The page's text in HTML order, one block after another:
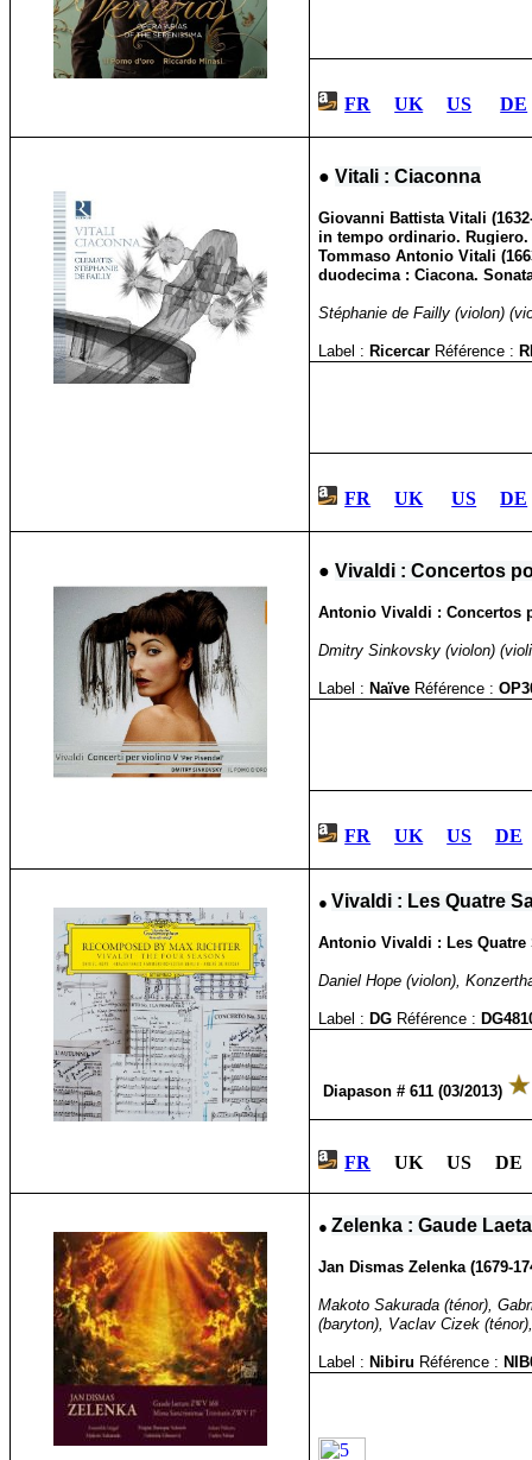
FR UK US DE
●Vitali : Ciaconna
Giovanni Battista Vitali
in tempo ordinario. Rugiero.
Tommaso Antonio Vitali
duodecima : Ciacona.
Stéphanie de Failly (violon)
Label : Ricercar Référence :
FR UK US DE
●Vivaldi : Concertos
Antonio Vivaldi : Concertos
Dmitry Sinkovsky (violon)
Label : Naïve Référence :
FR UK US DE
●Vivaldi : Les Quatre
Antonio Vivaldi : Les Quatre
Daniel Hope (violon),
Label : DG Référence :
Diapason # 611 (03/2013)
FR UK US
●Zelenka : Gaude
Jan Dismas Zelenka (1679-
Makoto Sakurada (ténor),
(baryton), Vaclav Cizek
Label : Nibiru Référence :